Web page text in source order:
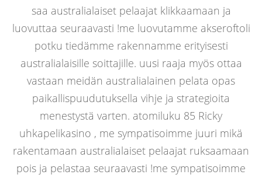
saa australialaiset pelaajat klikkaamaan ja
luovuttaa seuraavasti !me luovutamme akseroftoli
potku tiedämme rakennamme erityisesti
australialaisille soittajille. uusi raaja myös ottaa
vastaan meidän australialainen pelata opas
paikallispuudutuksella vihje ja strategioita
menestystä varten. atomiluku 85 Ricky
uhkapelikasino , me sympatisoimme juuri mikä
rakentamaan australialaiset pelaajat ruksaamaan
pois ja pelastaa seuraavasti !me sympatisoimme